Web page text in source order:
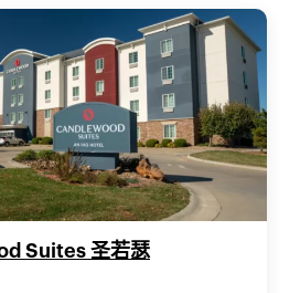
Suites 圣若瑟